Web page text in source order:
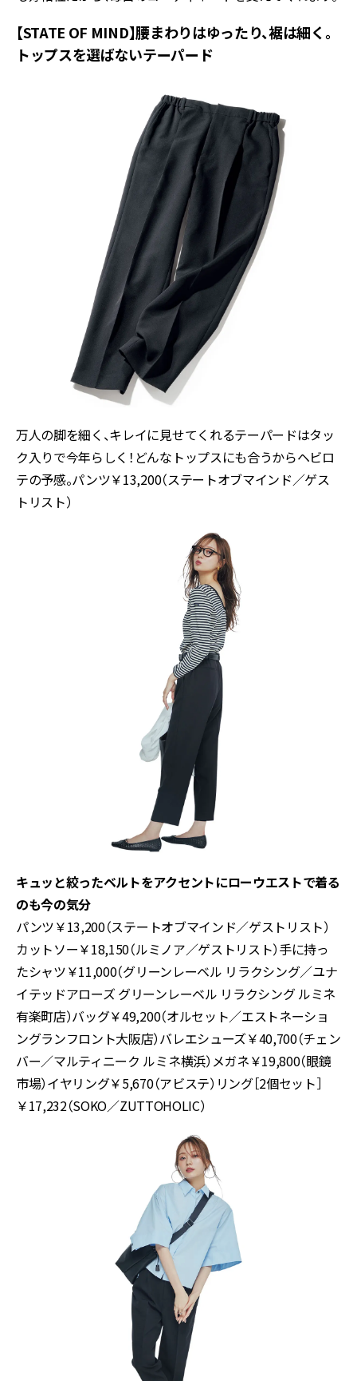
【STATE OF MIND】腰まわりはゆったり、裾は細く。
トップスを選ばないテーパード
万人の脚を細く、キレイに見せてくれるテーパードはタッ
ク入りで今年らしく！どんなトップスにも合うからヘビロ
テの予感。パンツ￥13,200（ステートオブマインド／ゲス
トリスト）
キュッと絞ったベルトをアクセントにローウエストで着る
のも今の気分
パンツ￥13,200（ステートオブマインド／ゲストリスト）
カットソー￥18,150（ルミノア／ゲストリスト）手に持っ
たシャツ￥11,000（グリーンレーベル リラクシング／ユナ
イテッドアローズ グリーンレーベル リラクシング ルミネ
有楽町店）バッグ￥49,200（オルセット／エストネーショ
ングランフロント大阪店）バレエシューズ￥40,700（チェン
バー／マルティニーク ルミネ横浜）メガネ￥19,800（眼鏡
市場）イヤリング￥5,670（アビステ）リング［2個セット］
￥17,232（SOKO／ZUTTOHOLIC）